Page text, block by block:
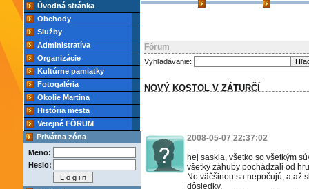
Úvodná stránka
Obchody
Služby
Administratíva
Organizácie
Kultúrne pamiatky
Fotogaléria
Okolie Martina
História mesta
Verejné FÓRUM
Privátna zóna
Meno:
Heslo:
Fórum
Vyhľadávanie:
NOVÝ KOSTOL V ZÁTURČÍ
2008-05-07 22:37:02
hej saskia, všetko so všetkým
všetky záhuby pochádzali od
No väčšinou sa nepočujú, a až
dôsledky.